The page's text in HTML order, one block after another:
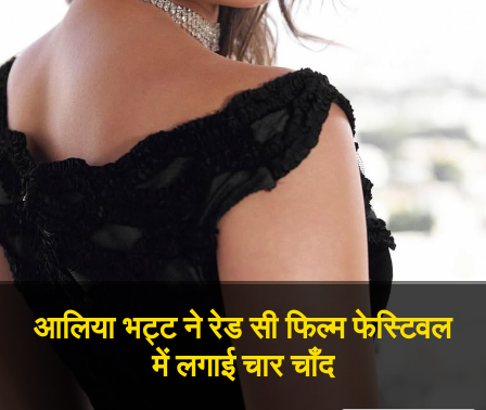
आलिया भट्ट ने रेड सी फिल्म फेस्टिवल
में लगाई चार चाँद